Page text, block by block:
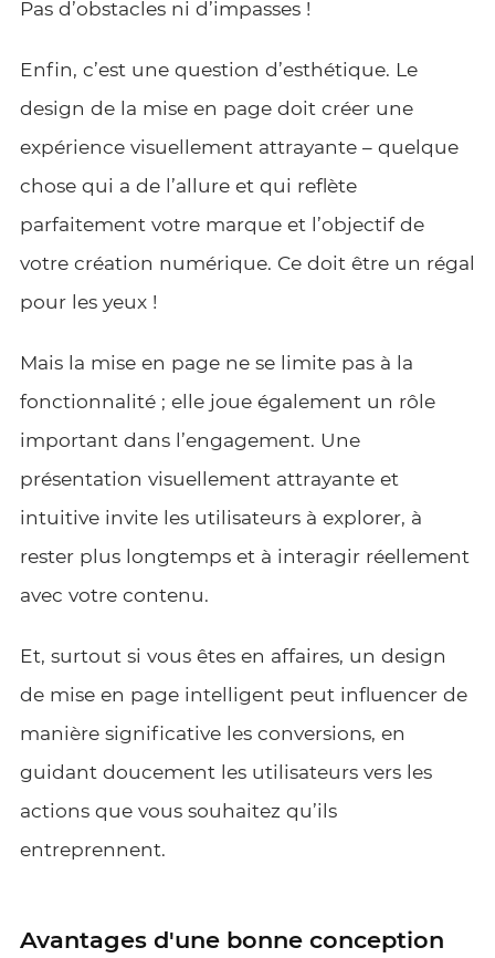
Pas d’obstacles ni d’impasses !
Enfin, c’est une question d’esthétique. Le
design de la mise en page doit créer une
expérience visuellement attrayante – quelque
chose qui a de l’allure et qui reflète
parfaitement votre marque et l’objectif de
votre création numérique. Ce doit être un régal
pour les yeux !
Mais la mise en page ne se limite pas à la
fonctionnalité ; elle joue également un rôle
important dans l’engagement. Une
présentation visuellement attrayante et
intuitive invite les utilisateurs à explorer, à
rester plus longtemps et à interagir réellement
avec votre contenu.
Et, surtout si vous êtes en affaires, un design
de mise en page intelligent peut influencer de
manière significative les conversions, en
guidant doucement les utilisateurs vers les
actions que vous souhaitez qu’ils
entreprennent.
Avantages d'une bonne conception